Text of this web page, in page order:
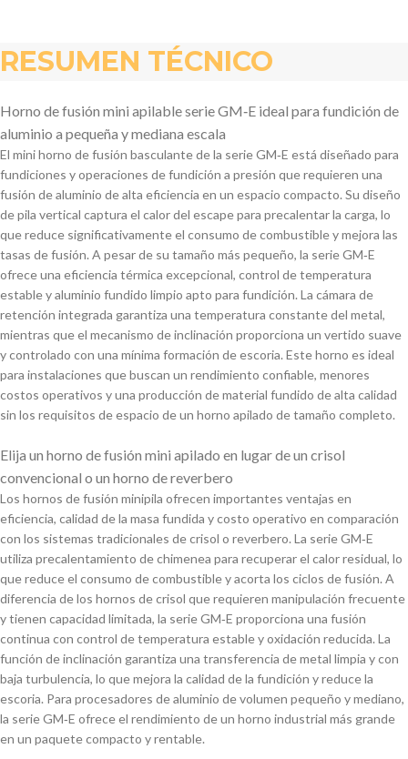
RESUMEN TÉCNICO
Horno de fusión mini apilable serie GM‑E ideal para fundición de
aluminio a pequeña y mediana escala
El mini horno de fusión basculante de la serie GM‑E está diseñado para
fundiciones y operaciones de fundición a presión que requieren una
fusión de aluminio de alta eficiencia en un espacio compacto. Su diseño
de pila vertical captura el calor del escape para precalentar la carga, lo
que reduce significativamente el consumo de combustible y mejora las
tasas de fusión. A pesar de su tamaño más pequeño, la serie GM‑E
ofrece una eficiencia térmica excepcional, control de temperatura
estable y aluminio fundido limpio apto para fundición. La cámara de
retención integrada garantiza una temperatura constante del metal,
mientras que el mecanismo de inclinación proporciona un vertido suave
y controlado con una mínima formación de escoria. Este horno es ideal
para instalaciones que buscan un rendimiento confiable, menores
costos operativos y una producción de material fundido de alta calidad
sin los requisitos de espacio de un horno apilado de tamaño completo.
Elija un horno de fusión mini apilado en lugar de un crisol
convencional o un horno de reverbero
Los hornos de fusión minipila ofrecen importantes ventajas en
eficiencia, calidad de la masa fundida y costo operativo en comparación
con los sistemas tradicionales de crisol o reverbero. La serie GM‑E
utiliza precalentamiento de chimenea para recuperar el calor residual, lo
que reduce el consumo de combustible y acorta los ciclos de fusión. A
diferencia de los hornos de crisol que requieren manipulación frecuente
y tienen capacidad limitada, la serie GM‑E proporciona una fusión
continua con control de temperatura estable y oxidación reducida. La
función de inclinación garantiza una transferencia de metal limpia y con
baja turbulencia, lo que mejora la calidad de la fundición y reduce la
escoria. Para procesadores de aluminio de volumen pequeño y mediano,
la serie GM‑E ofrece el rendimiento de un horno industrial más grande
en un paquete compacto y rentable.